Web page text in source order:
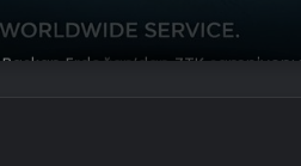
16 Mayıs’ta İstanbul’da nükleer